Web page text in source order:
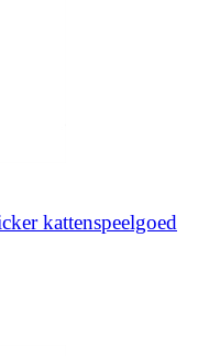
kattenspeelgoed